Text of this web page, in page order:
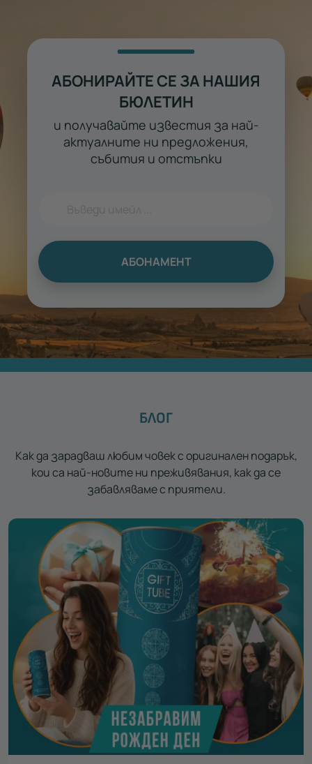
АБОНИРАЙТЕ СЕ ЗА НАШИЯ
БЮЛЕТИН
и получавайте известия за най-
актуалните ни предложения,
събития и отстъпки
АБОНАМЕНТ
БЛОГ
Как да зарадваш любим човек с оригинален подарък,
кои са най-новите ни преживявания, как да се
забавляваме с приятели.